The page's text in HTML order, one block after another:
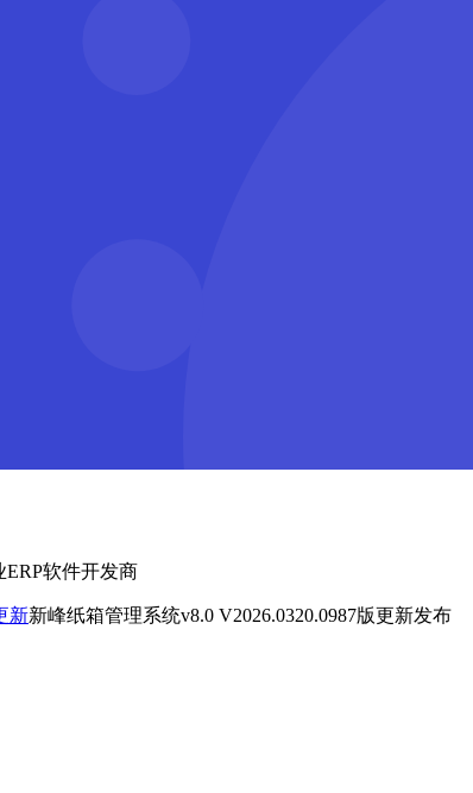
ERP软件开发商
新新峰纸箱管理系统v8.0 V2026.0320.0987版更新发布